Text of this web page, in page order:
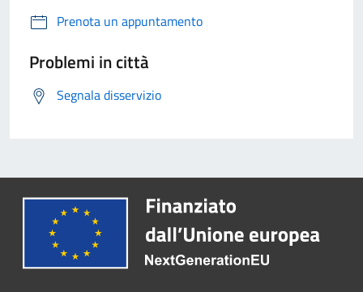
Prenota un appuntamento
Problemi in città
Segnala disservizio